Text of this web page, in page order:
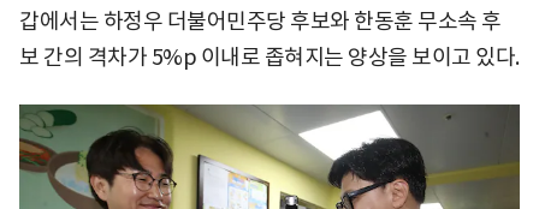
갑에서는 하정우 더불어민주당 후보와 한동훈 무소속 후
보 간의 격차가 5%p 이내로 좁혀지는 양상을 보이고 있다.